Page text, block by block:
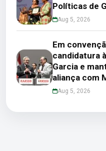
Políticas de
Aug 5, 2026
Em
candidatura
Garcia e
aliança com
Aug 5, 2026